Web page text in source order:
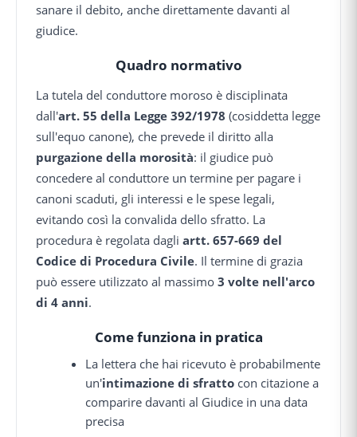
sanare il debito, anche direttamente davanti al
giudice.
Quadro normativo
La tutela del conduttore moroso è disciplinata
dall'art. 55 della Legge 392/1978 (cosiddetta legge
sull'equo canone), che prevede il diritto alla
purgazione della morosità: il giudice può
concedere al conduttore un termine per pagare i
canoni scaduti, gli interessi e le spese legali,
evitando così la convalida dello sfratto. La
procedura è regolata dagli artt. 657-669 del
Codice di Procedura Civile. Il termine di grazia
può essere utilizzato al massimo 3 volte nell'arco
di 4 anni.
Come funziona in pratica
La lettera che hai ricevuto è probabilmente
un'intimazione di sfratto con citazione a
comparire davanti al Giudice in una data
precisa